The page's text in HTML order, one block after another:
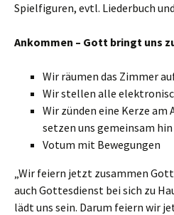
Spielfiguren, evtl. Liederbuch
Ankommen – Gott bringt uns
Wir räumen das Zimmer
Wir stellen alle
Wir zünden eine Kerze am
setzen uns gemeinsam hin
Votum mit Bewegungen
„Wir feiern jetzt zusammen
auch Gottesdienst bei sich zu
lädt uns sein. Darum feiern wir